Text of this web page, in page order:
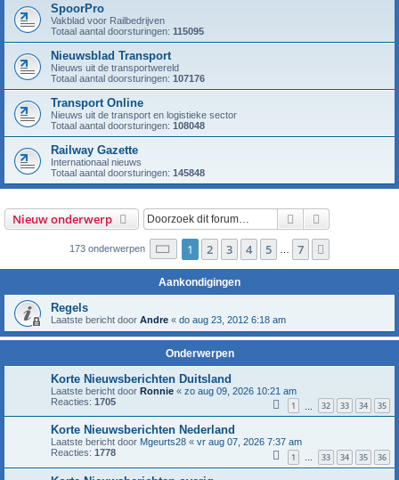
SpoorPro
Vakblad voor Railbedrijven
Totaal aantal doorsturingen: 115095
Nieuwsblad Transport
Nieuws uit de transportwereld
Totaal aantal doorsturingen: 107176
Transport Online
Nieuws uit de transport en logistieke sector
Totaal aantal doorsturingen: 108048
Railway Gazette
Internationaal nieuws
Totaal aantal doorsturingen: 145848
Nieuw onderwerp Zoek
173 onderwerpen Pagina van 7
1 2 3 4 5 7
Aankondigingen
Regels
Laatste bericht door Andre « do aug 23, 2012 6:18 am
Onderwerpen
Korte Nieuwsberichten Duitsland
Laatste bericht door Ronnie « zo aug 09, 2026 10:21 am
Reacties: 1705 1 32 33 34 35
Korte Nieuwsberichten Nederland
Laatste bericht door Mgeurts28 « vr aug 07, 2026 7:37 am
Reacties: 1778 1 … 33 34 35 36